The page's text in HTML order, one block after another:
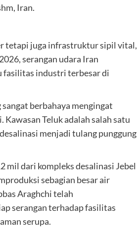
Iran.
tetapi juga infrastruktur sipil vital,
serangan udara Iran
fasilitas industri terbesar di
berbahaya mengingat
Teluk adalah salah satu
menjadi tulang punggung
mil dari kompleks desalinasi Jebel
sebagian besar air
Araghchi telah
serangan terhadap fasilitas
serupa.